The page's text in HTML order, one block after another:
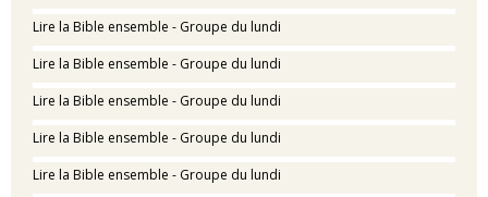
Lire la Bible ensemble - Groupe du lundi
Lire la Bible ensemble - Groupe du lundi
Lire la Bible ensemble - Groupe du lundi
Lire la Bible ensemble - Groupe du lundi
Lire la Bible ensemble - Groupe du lundi